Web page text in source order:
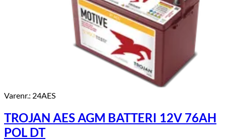
Varenr.: 24AES
TROJAN AES AGM BATTERI 12V 76AH
POL DT